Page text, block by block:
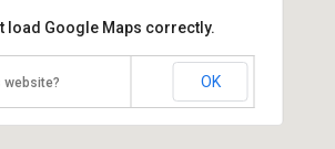
load Google Maps correctly.
website? OK